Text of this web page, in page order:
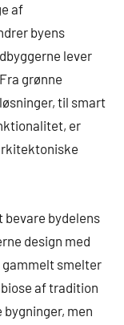
af
byens
lever
grønne
til smart
er
bydelens
design med
gammelt smelter
af tradition
men